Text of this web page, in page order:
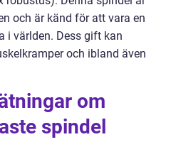
och är känd för att vara en
i världen. Dess gift kan
och ibland även
om
spindel